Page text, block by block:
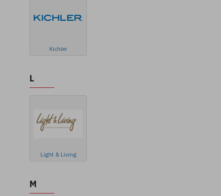
Kichler
L
Light & Living
M